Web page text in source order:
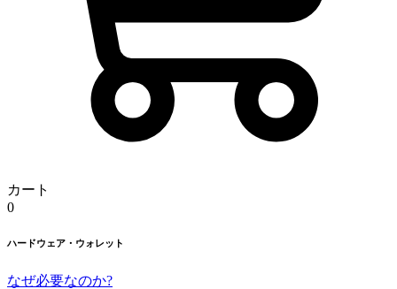
カート
0
ハードウェア・ウォレット
なぜ必要なのか?